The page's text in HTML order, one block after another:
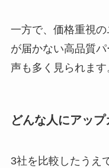
一方で、価格重視
が届かない高品質
声も多く見られます
どんな人にアッ
3社を比較したうえ